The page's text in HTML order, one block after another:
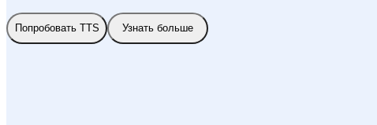
Попробовать TTS Узнать больше